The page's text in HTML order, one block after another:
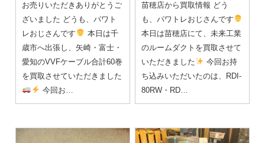
お売りいただきありがとうご
ざいました どうも、パワト
レおじさんです
本日は千
歳市へ出張し、矢崎・富士・
愛知のVVFケーブル合計60巻
を買取させていただきました
今回お…
苗穂店から買取情報 どう
も、パワトレおじさんです
本日は苗穂店にて、未来工業
のルームダクトを買取させて
いただきました
今回お持
ち込みいただいたのは、RDI-
80RW・RD…